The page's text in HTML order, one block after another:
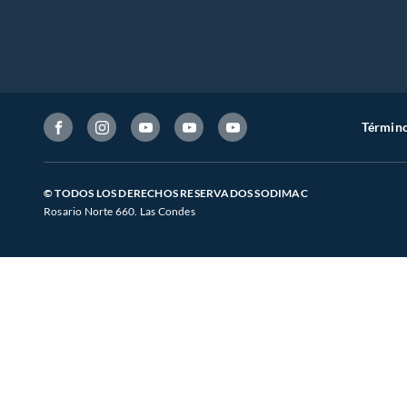
© TODOS LOS DERECHOS RESERVADOS SODIMAC
Rosario Norte 660. Las Condes